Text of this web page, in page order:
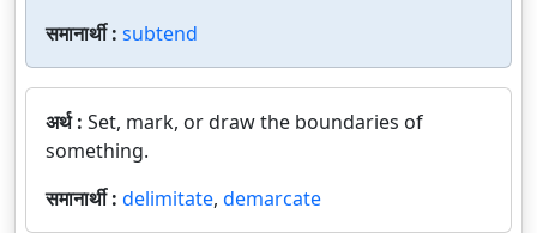
समानार्थी : subtend
अर्थ : Set, mark, or draw the boundaries of
something.
समानार्थी : delimitate, demarcate